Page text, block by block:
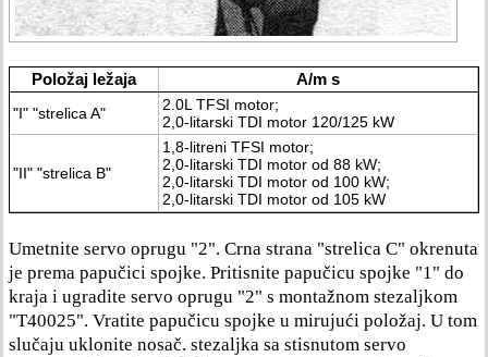
Položaj ležaja A/m s
"I" "strelica A"
2.0L TFSI motor;
2,0-litarski TDI motor 120/125 kW
"II" "strelica B"
1,8-litreni TFSI motor;
2,0-litarski TDI motor od 88 kW;
2,0-litarski TDI motor od 100 kW;
2,0-litarski TDI motor od 105 kW
Umetnite servo oprugu "2". Crna strana "strelica C" okrenuta
je prema papučici spojke. Pritisnite papučicu spojke "1" do
kraja i ugradite servo oprugu "2" s montažnom stezaljkom
"T40025". Vratite papučicu spojke u mirujući položaj. U tom
slučaju uklonite nosač. stezaljka sa stisnutom servo